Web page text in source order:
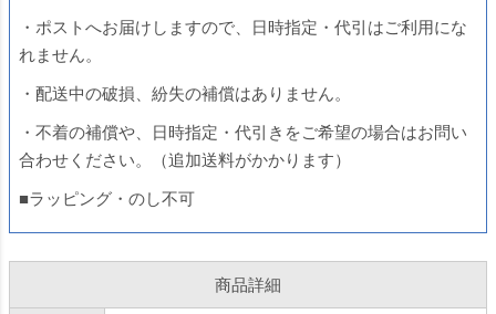
・ポストへお届けしますので、日時指定・代引はご利用にな
れません。
・配送中の破損、紛失の補償はありません。
・不着の補償や、日時指定・代引きをご希望の場合はお問い
合わせください。（追加送料がかかります）
■ラッピング・のし不可
商品詳細